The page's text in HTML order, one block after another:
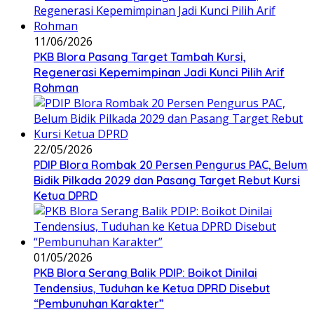
11/06/2026
PKB Blora Pasang Target Tambah Kursi,
Regenerasi Kepemimpinan Jadi Kunci Pilih Arif
Rohman
22/05/2026
PDIP Blora Rombak 20 Persen Pengurus PAC, Belum
Bidik Pilkada 2029 dan Pasang Target Rebut Kursi
Ketua DPRD
01/05/2026
PKB Blora Serang Balik PDIP: Boikot Dinilai
Tendensius, Tuduhan ke Ketua DPRD Disebut
“Pembunuhan Karakter”